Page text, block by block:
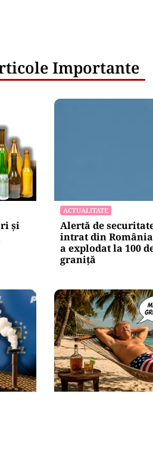
Importante
și
ACTUALITATE
Alertă de
intrat din
a explodat la 100
graniţă